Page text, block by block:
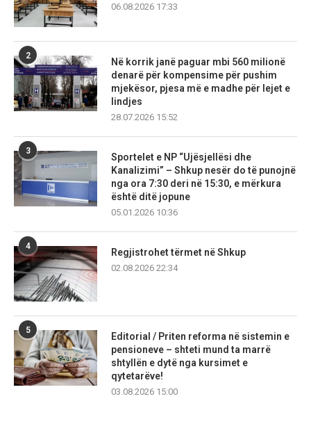
06.08.2026 17:33
2
Në korrik janë paguar mbi 560 milionë
denarë për kompensime për pushim
mjekësor, pjesa më e madhe për lejet e
lindjes
28.07.2026 15:52
3
Sportelet e NP “Ujësjellësi dhe
Kanalizimi” – Shkup nesër do të punojnë
nga ora 7:30 deri në 15:30, e mërkura
është ditë jopune
05.01.2026 10:36
4
Regjistrohet tërmet në Shkup
02.08.2026 22:34
5
Editorial / Priten reforma në sistemin e
pensioneve – shteti mund ta marrë
shtyllën e dytë nga kursimet e
qytetarëve!
03.08.2026 15:00